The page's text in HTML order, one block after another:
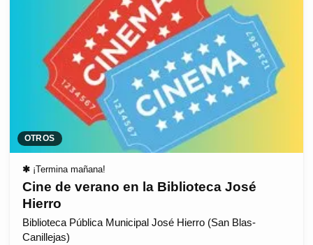
OTROS
✱ ¡Termina mañana!
Cine de verano en la Biblioteca José
Hierro
Biblioteca Pública Municipal José Hierro (San Blas-
Canillejas)